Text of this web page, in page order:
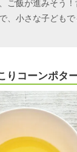
ご飯が進みそう
、小さな子ども
りコーンポタ